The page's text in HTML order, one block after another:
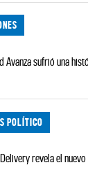
Avanza sufrió una
POLÍTICO
revela el